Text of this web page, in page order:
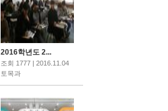
2016학년도 2...
조회 1777 | 2016.11.04
토목과